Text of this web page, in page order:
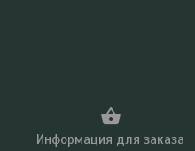
Информация для заказа